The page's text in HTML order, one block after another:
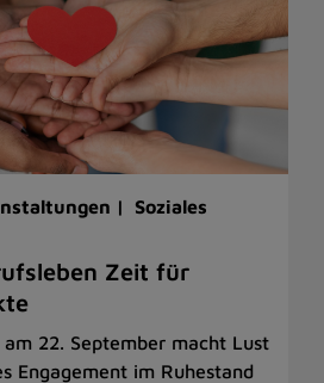
| Soziales
Zeit für
22. September macht Lust
Engagement im Ruhestand